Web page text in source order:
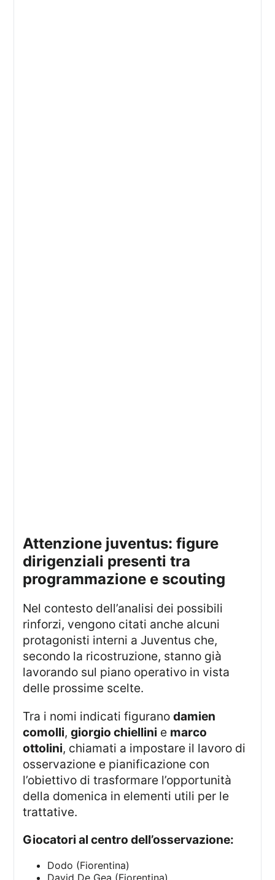
attenzione juventus: figure
dirigenziali presenti tra
programmazione e scouting
Nel contesto dell’analisi dei possibili
rinforzi, vengono citati anche alcuni
protagonisti interni a Juventus che,
secondo la ricostruzione, stanno già
lavorando sul piano operativo in vista
delle prossime scelte.
Tra i nomi indicati figuranodamien
comolli,giorgio chiellini e marco
ottolini, chiamati a impostare il lavoro di
osservazione e pianificazione con
l’obiettivo di trasformare l’opportunità
della domenica in elementi utili per le
trattative.
giocatori al centro dell’osservazione:
Dodo (Fiorentina)
David De Gea (Fiorentina)